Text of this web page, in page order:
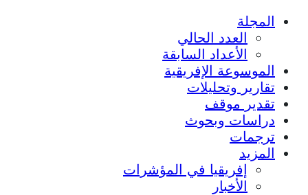
المجلة
العدد الحالي
الأعداد السابقة
الموسوعة الإفريقية
تقارير وتحليلات
تقدير موقف
دراسات وبحوث
ترجمات
المزيد
إفريقيا في المؤشرات
الأخبار